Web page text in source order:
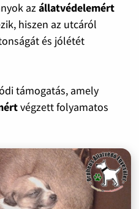
azállatvédelemért
hiszen az utcáról
és jólétét
támogatás, amely
végzett folyamatos